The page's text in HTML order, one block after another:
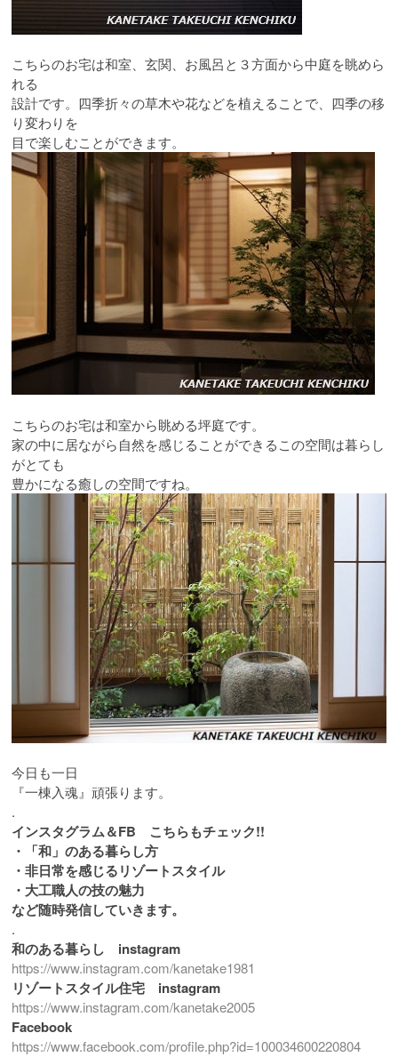
こちらのお宅は和室、玄関、お風呂と３方面から中庭を眺めら
れる
設計です。四季折々の草木や花などを植えることで、四季の移
り変わりを
目で楽しむことができます。
こちらのお宅は和室から眺める坪庭です。
家の中に居ながら自然を感じることができるこの空間は暮らし
がとても
豊かになる癒しの空間ですね。
今日も一日
『一棟入魂』頑張ります。
.
インスタグラム＆FB こちらもチェック!!
・「和」のある暮らし方
・非日常を感じるリゾートスタイル
・大工職人の技の魅力
など随時発信していきます。
.
和のある暮らし instagram
https://www.instagram.com/kanetake1981
リゾートスタイル住宅 instagram
https://www.instagram.com/kanetake2005
Facebook
https://www.facebook.com/profile.php?id=100034600220804